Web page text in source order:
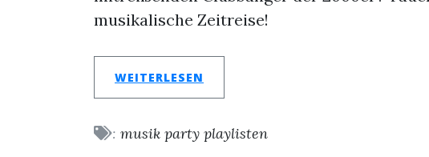
musikalische Zeitreise!
WEITERLESEN
: musik party playlisten